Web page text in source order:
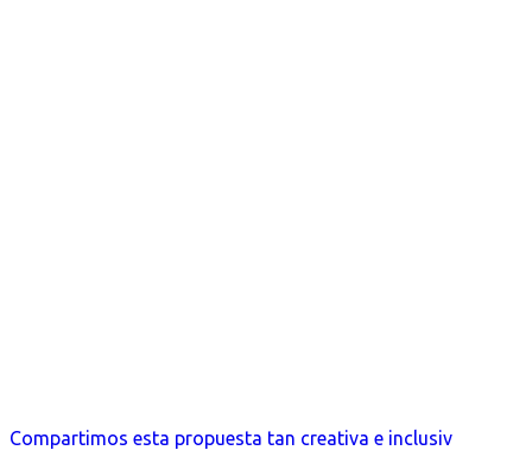
Compartimos esta propuesta tan creativa e inclusiv